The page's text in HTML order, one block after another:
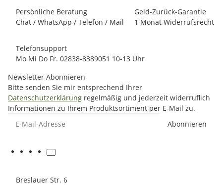
Persönliche Beratung
Chat / WhatsApp / Telefon / Mail
Geld-Zurück-Garantie
1 Monat Widerrufsrecht
Telefonsupport
Mo Mi Do Fr. 02838-8389051 10-13 Uhr
Newsletter Abonnieren
Bitte senden Sie mir entsprechend Ihrer
Datenschutzerklärung regelmäßig und jederzeit widerruflich
Informationen zu Ihrem Produktsortiment per E-Mail zu.
Abonnieren
Breslauer Str. 6